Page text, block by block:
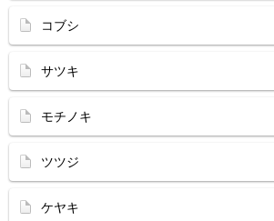
コブシ
サツキ
モチノキ
ツツジ
ケヤキ